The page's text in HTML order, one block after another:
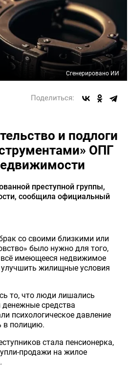
Сгенерировано ИИ
Поделиться:
и подлоги
ОПГ
преступной группы,
сообщила официальный
со своими близкими или
было нужно для того,
всё имеющееся недвижимое
жилищные условия
то, что люди лишались
средства
психологическое давление
в полицию.
стала пенсионерка,
продажи на жилое